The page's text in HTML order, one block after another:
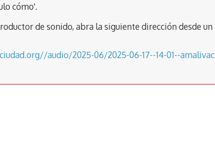
tir
cómo'.
de sonido, abra la siguiente dirección desde
audio/2025-06/2025-06-17--14-01--